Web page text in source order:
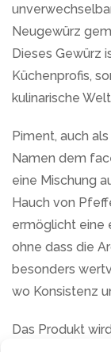
Neugewürz
Dieses Gewürz
Küchenprofis,
kulinarische
Piment, auch
Namen dem
eine Mischung
Hauch von
ermöglicht eine
ohne dass die
besonders
wo Konsistenz
Das Produkt